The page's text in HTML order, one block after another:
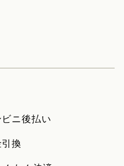
ビニ後払い
換